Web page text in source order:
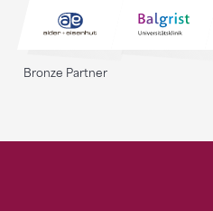
Bronze Partner